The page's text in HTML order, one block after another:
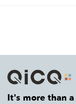
It's more than a